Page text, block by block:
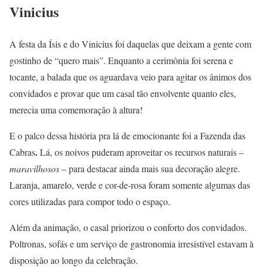
Vinicius
A festa da Ísis e do Vinicius foi daquelas que deixam a gente com
gostinho de “quero mais”. Enquanto a cerimônia foi serena e
tocante, a balada que os aguardava veio para agitar os ânimos dos
convidados e provar que um casal tão envolvente quanto eles,
merecia uma comemoração à altura!
E o palco dessa história pra lá de emocionante foi a Fazenda das
Cabras.Lá, os noivos puderam aproveitar os recursos naturais –
maravilhosos– para destacar ainda mais sua decoração alegre.
Laranja, amarelo, verde e cor-de-rosa foram somente algumas das
cores utilizadas para compor todo o espaço.
Além da animação, o casal priorizou o conforto dos convidados.
Poltronas, sofás e um serviço de gastronomia irresistível estavam à
disposição ao longo da celebração.